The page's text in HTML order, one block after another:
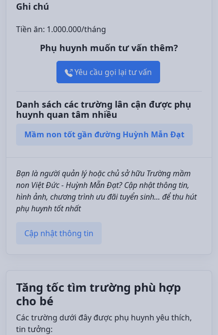
Ghi chú
Tiền ăn: 1.000.000/tháng
Phụ huynh muốn tư vấn thêm?
Yêu cầu gọi lại tư vấn
Danh sách các trường lân cận được phụ
huynh quan tâm nhiều
Mầm non tốt gần đường Huỳnh Mẫn Đạt
Bạn là người quản lý hoặc chủ sở hữu Trường mầm
non Việt Đức - Huỳnh Mẫn Đạt? Cập nhật thông tin,
hình ảnh, chương trình ưu đãi tuyển sinh... để thu hút
phụ huynh tốt nhất
Cập nhật thông tin
Tăng tốc tìm trường phù hợp
cho bé
Các trường dưới đây được phụ huynh yêu thích,
tin tưởng: